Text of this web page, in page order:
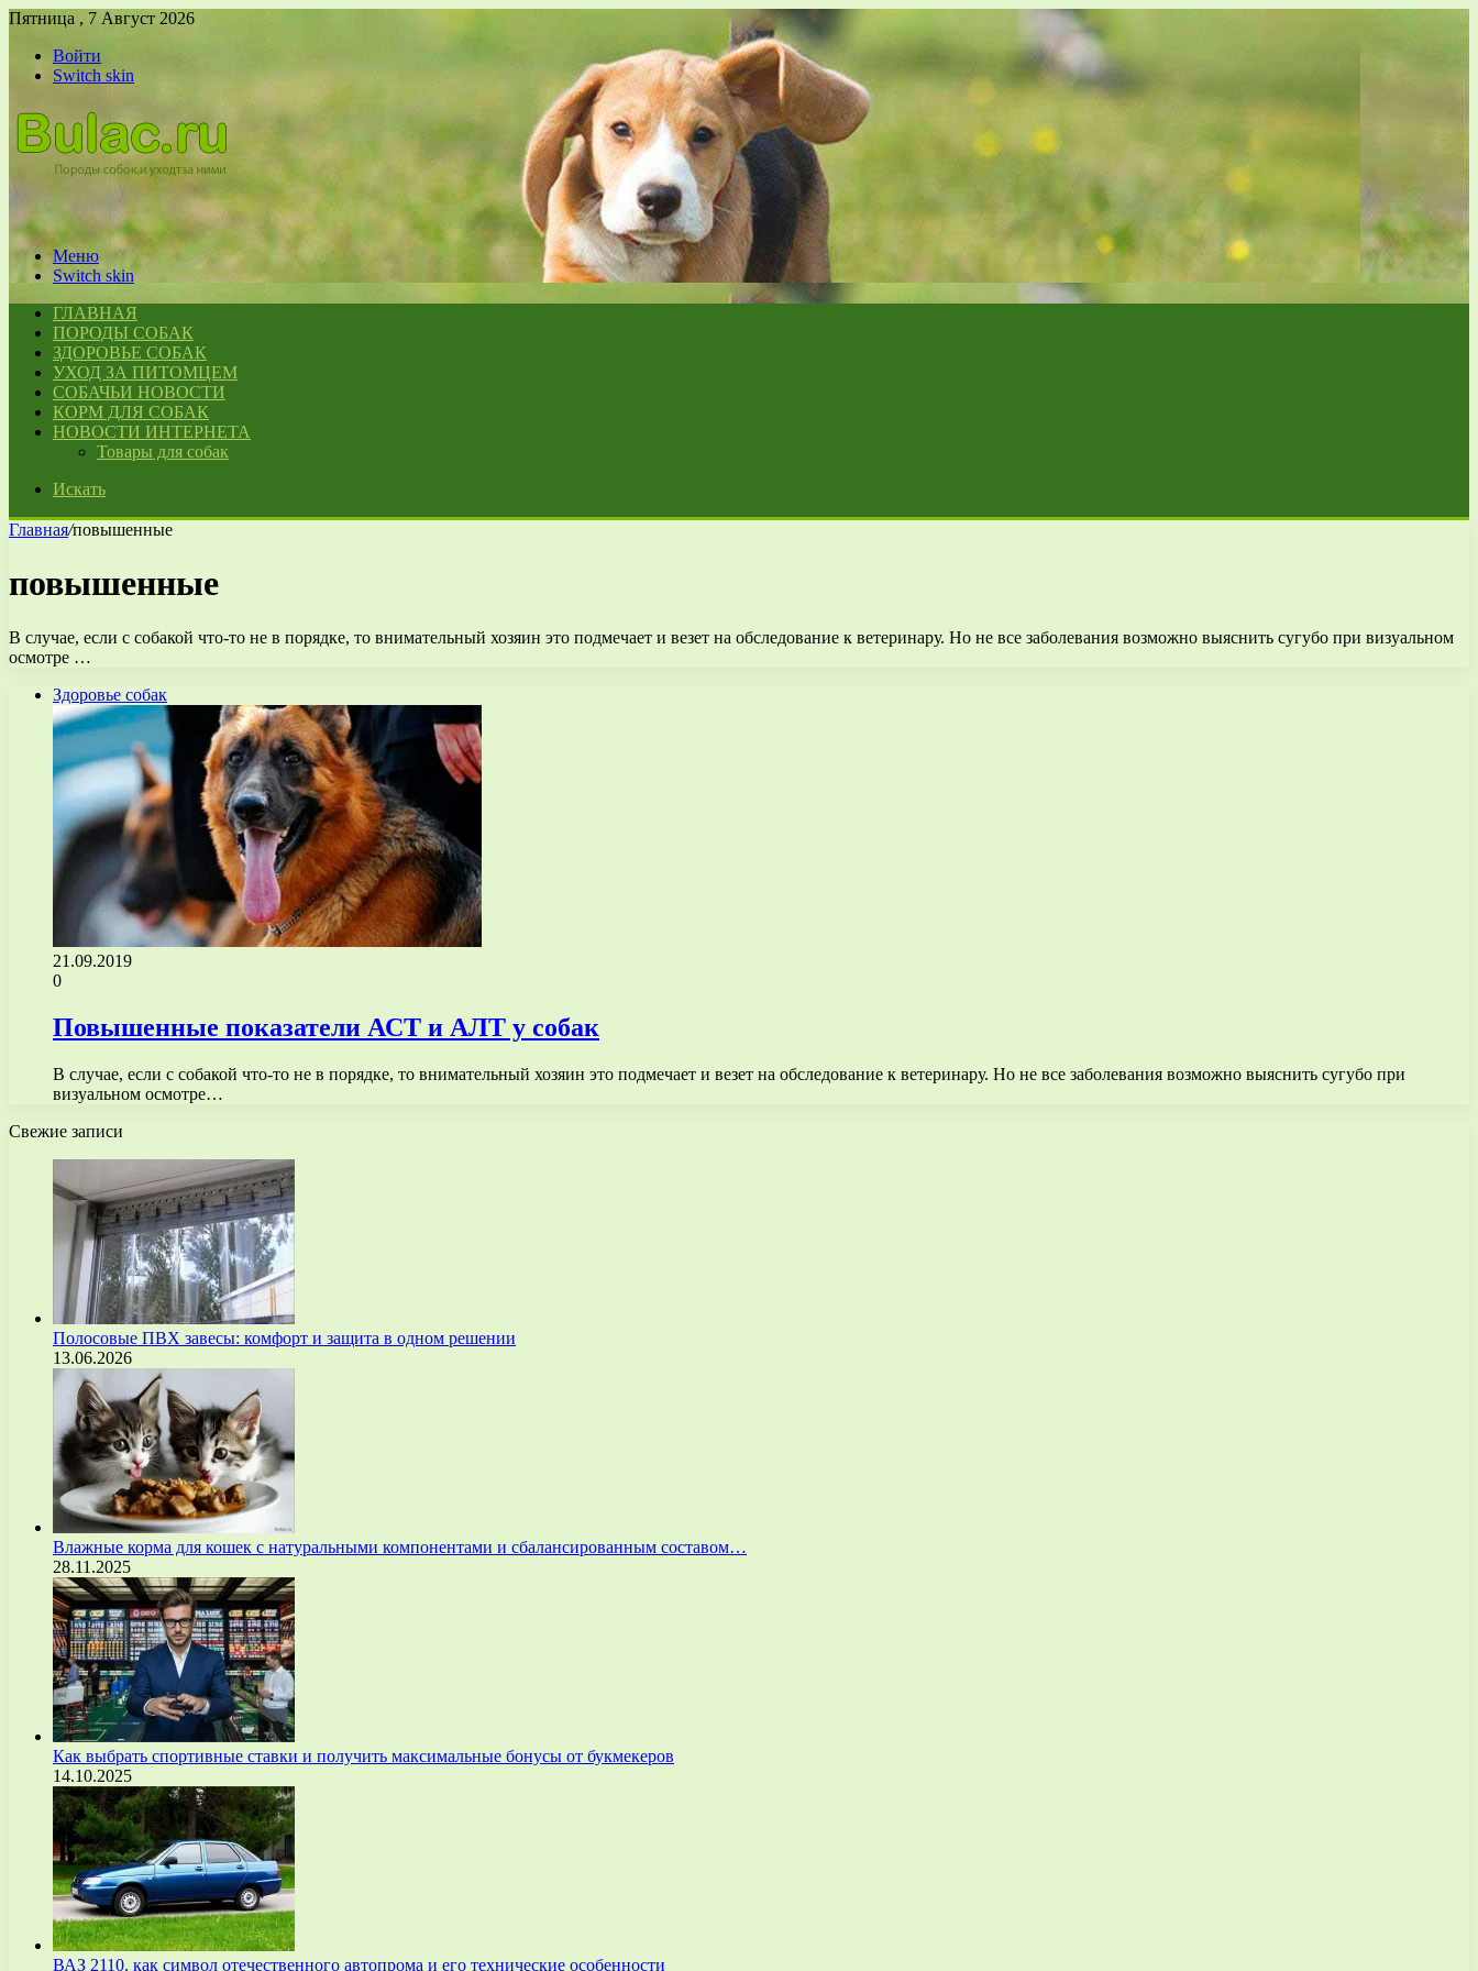
Пятница , 7 Август 2026
Войти
Switch skin
Меню
Switch skin
ГЛАВНАЯ
ПОРОДЫ СОБАК
ЗДОРОВЬЕ СОБАК
УХОД ЗА ПИТОМЦЕМ
СОБАЧЬИ НОВОСТИ
КОРМ ДЛЯ СОБАК
НОВОСТИ ИНТЕРНЕТА
Товары для собак
Искать
Главная/повышенные
повышенные
В случае, если с собакой что-то не в порядке, то внимательный хозяин это подмечает и везет на обследование к ветеринару. Но не все заболевания возможно выяснить сугубо при визуальном
осмотре …
Здоровье собак
21.09.2019
0
Повышенные показатели АСТ и АЛТ у собак
В случае, если с собакой что-то не в порядке, то внимательный хозяин это подмечает и везет на обследование к ветеринару. Но не все заболевания возможно выяснить сугубо при
визуальном осмотре…
Свежие записи
Полосовые ПВХ завесы: комфорт и защита в одном решении
13.06.2026
Влажные корма для кошек с натуральными компонентами и сбалансированным составом…
28.11.2025
Как выбрать спортивные ставки и получить максимальные бонусы от букмекеров
14.10.2025
ВАЗ 2110, как символ отечественного автопрома и его технические особенности